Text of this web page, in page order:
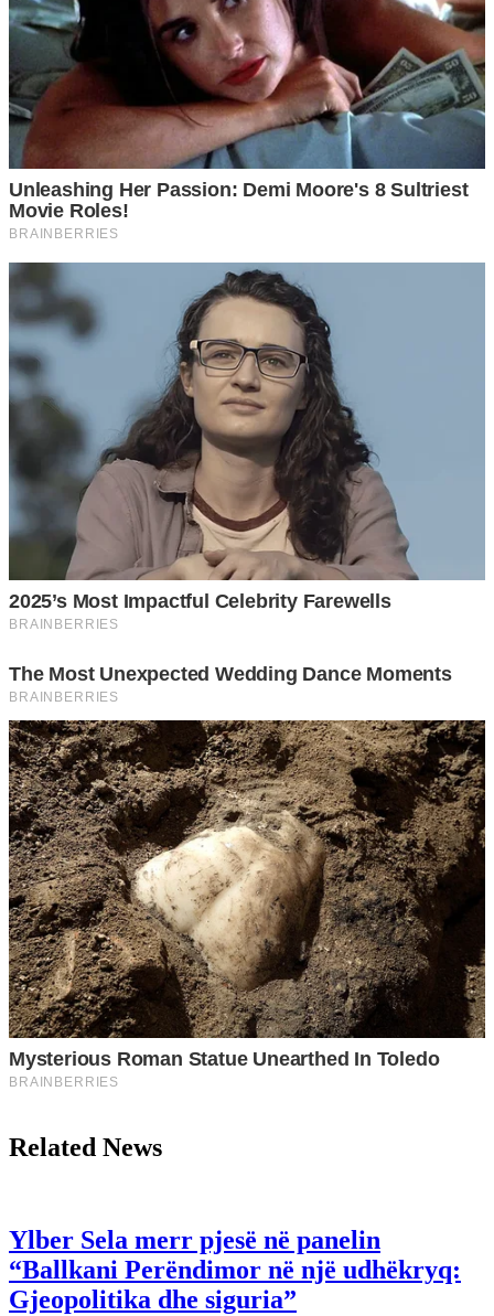
Related News
Ylber Sela merr pjesë në panelin
“Ballkani Perëndimor në një udhëkryq:
Gjeopolitika dhe siguria”